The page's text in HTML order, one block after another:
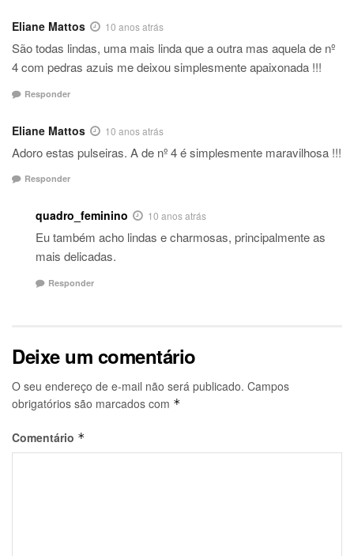
Eliane Mattos 10 anos atrás
São todas lindas, uma mais linda que a outra mas aquela de nº
4 com pedras azuis me deixou simplesmente apaixonada !!!
Responder
Eliane Mattos 10 anos atrás
Adoro estas pulseiras. A de nº 4 é simplesmente maravilhosa !!!
Responder
quadro_feminino 10 anos atrás
Eu também acho lindas e charmosas, principalmente as
mais delicadas.
Responder
Deixe um comentário
O seu endereço de e-mail não será publicado. Campos
obrigatórios são marcados com *
Comentário *